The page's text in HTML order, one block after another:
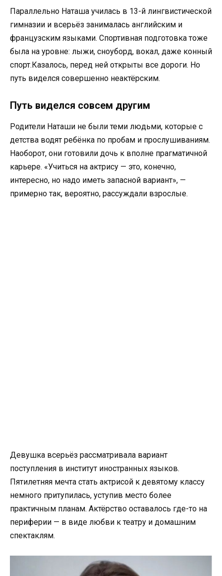
Параллельно Наташа училась в 13-й лингвистической
гимназии и всерьёз занималась английским и
французским языками. Спортивная подготовка тоже
была на уровне: лыжи, сноуборд, вокал, даже конный
спорт.Казалось, перед ней открыты все дороги. Но
путь виделся совершенно неактёрским.
Путь виделся совсем другим
Родители Наташи не были теми людьми, которые с
детства водят ребёнка по пробам и прослушиваниям.
Наоборот, они готовили дочь к вполне прагматичной
карьере. «Учиться на актрису — это, конечно,
интересно, но надо иметь запасной вариант», —
примерно так, вероятно, рассуждали взрослые.
Девушка всерьёз рассматривала вариант
поступления в институт иностранных языков.
Пятилетняя мечта стать актрисой к девятому классу
немного притупилась, уступив место более
практичным планам. Актёрство оставалось где-то на
периферии — в виде любви к театру и домашним
спектаклям.